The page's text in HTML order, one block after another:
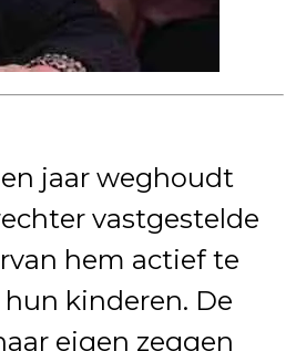
jaar weghoudt
vastgestelde
hem actief te
kinderen. De
eigen zeggen